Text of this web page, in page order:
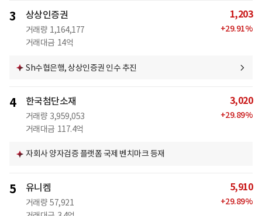
3 상상인증권
거래량 1,164,177
거래대금 14억
1,203
+29.91%
Sh수협은행, 상상인증권 인수 추진
4 한국첨단소재
거래량 3,959,053
거래대금 117.4억
3,020
+29.89%
자회사 양자검증 플랫폼 국제 벤치마크 등재
5 유니켐
거래량 57,921
5,910
+29.89%